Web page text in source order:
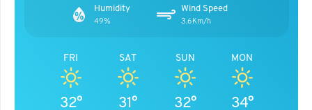
Humidity
49%
Wind Speed
3.6Km/h
FRI
32°
SAT
31°
SUN
32°
MON
34°